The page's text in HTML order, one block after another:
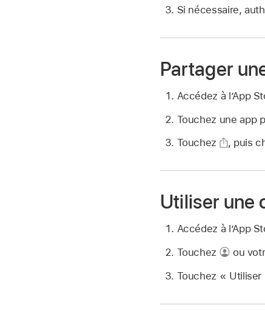
Si nécessaire,
Partager
Accédez à l’App
Touchez une app
Touchez
, puis
Utiliser une
Accédez à l’App
Touchez
ou
Touchez «